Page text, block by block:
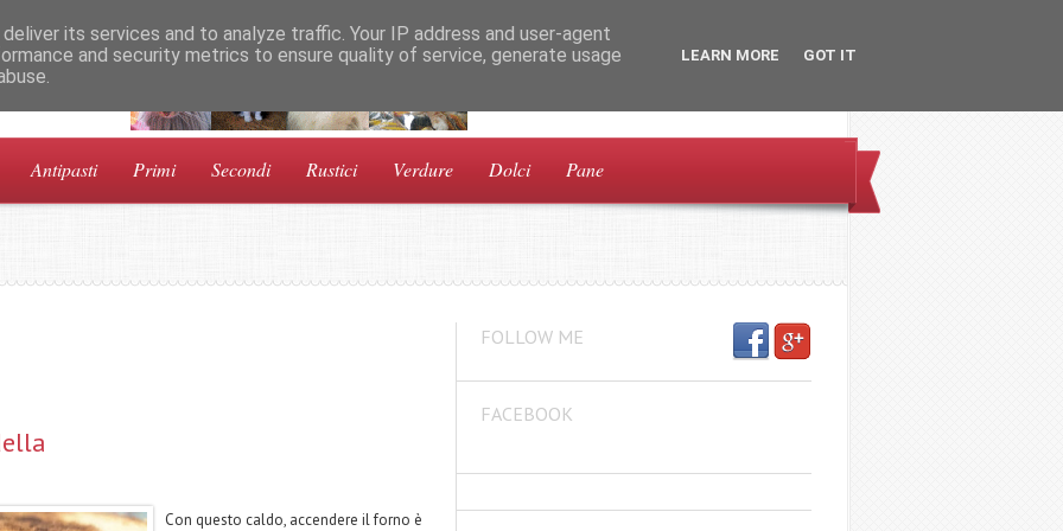
Antipasti Primi Secondi Rustici Verdure Dolci Pane
Con questo caldo, accendere il forno è
FOLLOW ME
FACEBOOK
its services and to analyze traffic. Your IP address and user-agent
and security metrics to ensure quality of service, generate usage
LEARN MORE GOT IT